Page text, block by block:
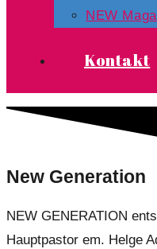
NEW
Kontakt
New Generation
NEW GENERATION
Hauptpastor em. Helge